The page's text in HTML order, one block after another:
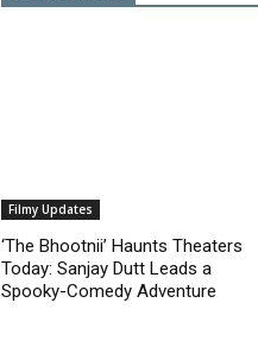
Filmy Updates
‘The Bhootnii’ Haunts Theaters
Today: Sanjay Dutt Leads a
Spooky-Comedy Adventure